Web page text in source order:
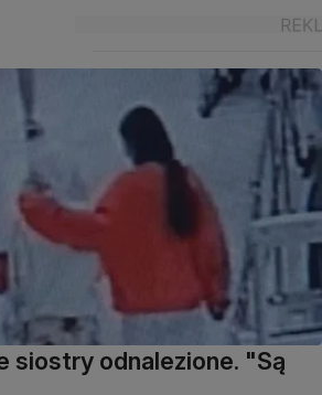
siostry odnalezione. "Są